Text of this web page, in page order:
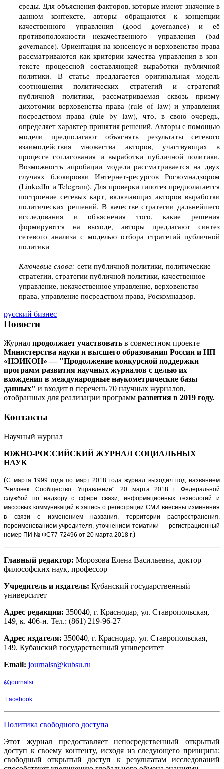
среды. Для объяснения факторов, которые имеют значение в
данном контексте, авторы обращаются к концепции
качественного управления (good governance) и её
противоположности—некачественного управления (bad
governance). Ориентация на консенсус и верховенство права
рассматриваются как критерии качества управления в кон-
тексте процессной составляющей выработки публичной
политики. В статье предлагается оригинальная модель
соотношения политических стратегий и стратегий
публичной политики, рассматриваемая сквозь призму
дихотомии верховенства права (rule of law) и управления
посредством права (rule by law), что, в свою очередь,
определяет характер принятия решений. Авторы с помощью
модели предполагают объяснять результаты сетевого
взаимодействия множества акторов, участвующих в
процессе согласования и выработки публичной политики.
Возможность апробации модели рассматривается на двух
случаях блокировки Интернет-ресурсов Роскомнадзором
(LinkedIn и Telegram). Для проверки гипотез предполагается
построение сетевых карт, включающих акторов выработки
политических решений. В качестве стратегии дальнейшего
исследования и объяснения того, какие решения
формируются на выходе, авторы предлагают синтез
сетевого анализа с моделью отбора стратегий публичной
политики
Ключевые слова: сети публичной политики, политические
стратегии, стратегии публичной политики, качественное
управление, некачественное управление, верховенство
права, управление посредством права, Роскомнадзор.
русский бизнес
Новости
Журнал продолжает участвовать в совместном проекте
Министерства науки и высшего образования России и НП
«НЭИКОН» — "Продолжение конкурсной поддержки
программ развития научных журналов с целью их
вхождения в международные наукометрические базы
данных" и входит в перечень 70 научных журналов,
отобранных для реализации программ развития в 2019 году.
Контакты
Научный журнал
ЮЖНО-РОССИЙСКИЙ ЖУРНАЛ СОЦИАЛЬНЫХ
НАУК
(С марта 1999 года по март 2018 года журнал выходил под названием
"Человек. Сообщество. Управление".20 марта 2018 г. Федеральной
службой по надзору с сфере связи, информационных технологий и
массовых коммуникаций в запись о регистрации СМИ внесены изменения
в связи с изменением названия, территории распространения,
переименованием учредителя, уточнением тематики — регистрационный
номер ПИ № ФС77-72496 от 20 марта 2018 г.)
Главный редактор: Морозова Елена Васильевна, доктор
философских наук, профессор
Учредитель и издатель: Кубанский государственный
университет
Адрес редакции: 350040, г. Краснодар, ул. Ставропольская,
149, к. 406-н. Тел.: (861) 219-96-27
Адрес издателя: 350040, г. Краснодар, ул. Ставропольская,
149. Кубанский государственный университет
Email: journalsr@kubsu.ru
@journalsr
Facebook
Политика свободного доступа
Этот журнал предоставляет непосредственный открытый
доступ к своему контенту, исходя из следующего принципа:
свободный открытый доступ к результатам исследований